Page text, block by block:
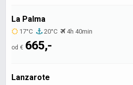
La Palma
17°C 20°C 4h 40min
od € 665,-
Lanzarote